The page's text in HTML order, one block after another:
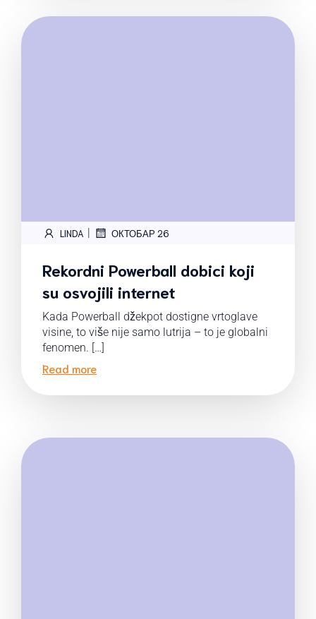
LINDA | ОКТОБАР 26
Rekordni Powerball dobici koji
su osvojili internet
Kada Powerball džekpot dostigne vrtoglave
visine, to više nije samo lutrija – to je globalni
fenomen. […]
Read more